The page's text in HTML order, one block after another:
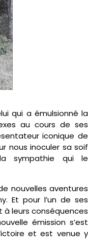
qui a émulsionné la
au cours de ses
iconique de
nous inoculer sa soif
sympathie qui le
nouvelles aventures
Et pour l’un de ses
leurs conséquences
émission s’est
et est venue y